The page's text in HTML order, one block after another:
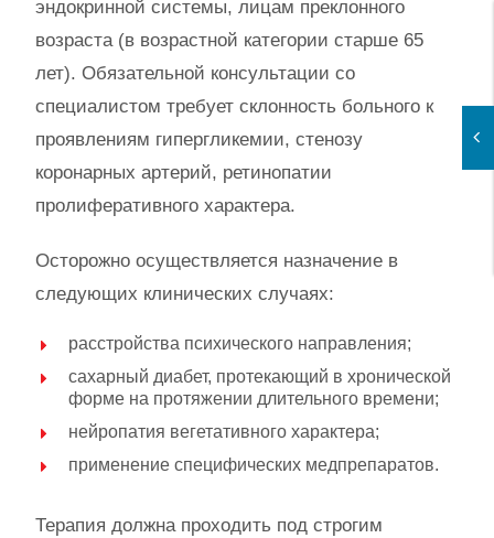
эндокринной системы, лицам преклонного
возраста (в возрастной категории старше 65
лет). Обязательной консультации со
специалистом требует склонность больного к
проявлениям гипергликемии, стенозу
коронарных артерий, ретинопатии
пролиферативного характера.
Осторожно осуществляется назначение в
следующих клинических случаях:
расстройства психического направления;
сахарный диабет, протекающий в хронической
форме на протяжении длительного времени;
нейропатия вегетативного характера;
применение специфических медпрепаратов.
Терапия должна проходить под строгим